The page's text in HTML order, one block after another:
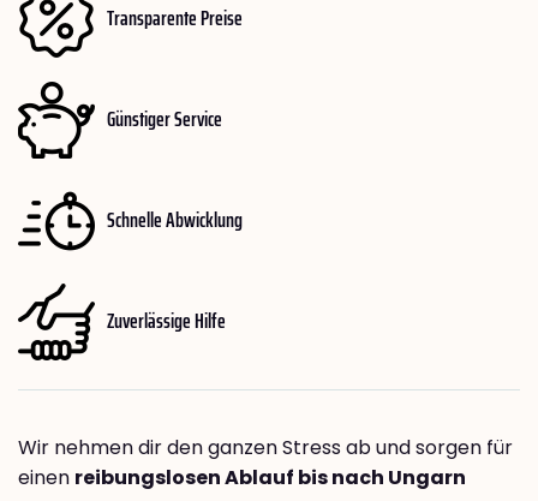
Transparente Preise
Günstiger Service
Schnelle Abwicklung
Zuverlässige Hilfe
Wir nehmen dir den ganzen Stress ab und sorgen für
einen reibungslosen Ablauf bis nach Ungarn